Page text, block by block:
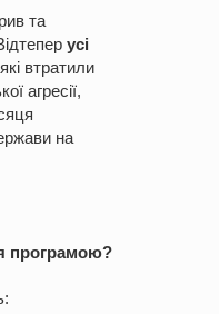
та
усі
втратили
агресії,
на
програмою?